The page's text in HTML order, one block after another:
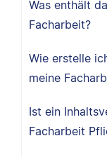
Was enthält
Facharbeit?
Wie erstelle
meine
Ist ein
Facharbeit